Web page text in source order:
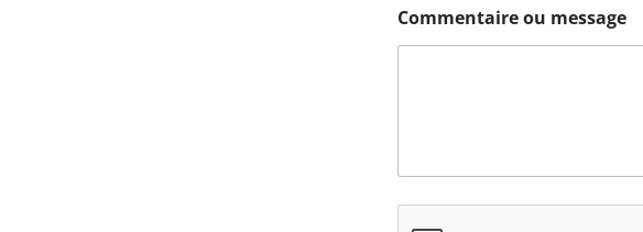
Commentaire ou message